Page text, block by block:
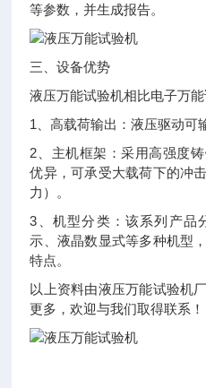
等参数，并生成报告。
三、设备优势
液压万能试验机相比电子万
1、高载荷输出：液压驱动可
2、主机框架：采用高强度
优异，可承受大载荷下的冲
力）。
3、机型分类：该系列产品
示、液晶数显式等多种机型
特点。
以上资料由液压万能试验机
更多，欢迎与我们取得联系！